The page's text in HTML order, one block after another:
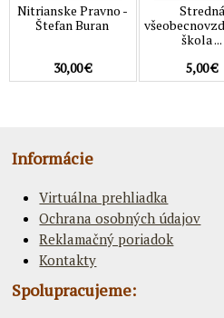
Nitrianske Pravno -
Štefan Buran
30,00 €
Stredná
škola ...
5,00 €
Informácie
Virtuálna prehliadka
Ochrana osobných údajov
Reklamačný poriadok
Kontakty
Spolupracujeme: